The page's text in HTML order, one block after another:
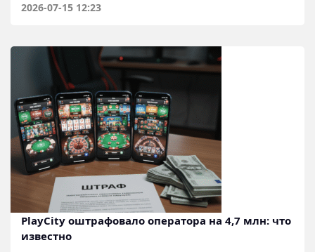
2026-07-15 12:23
PlayCity оштрафовало оператора на 4,7 млн: что
известно